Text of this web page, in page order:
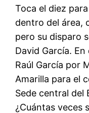
Toca el diez
dentro del área,
pero su disparo
David García.
Raúl García por
Amarilla para el
Sede central del
¿Cuántas veces